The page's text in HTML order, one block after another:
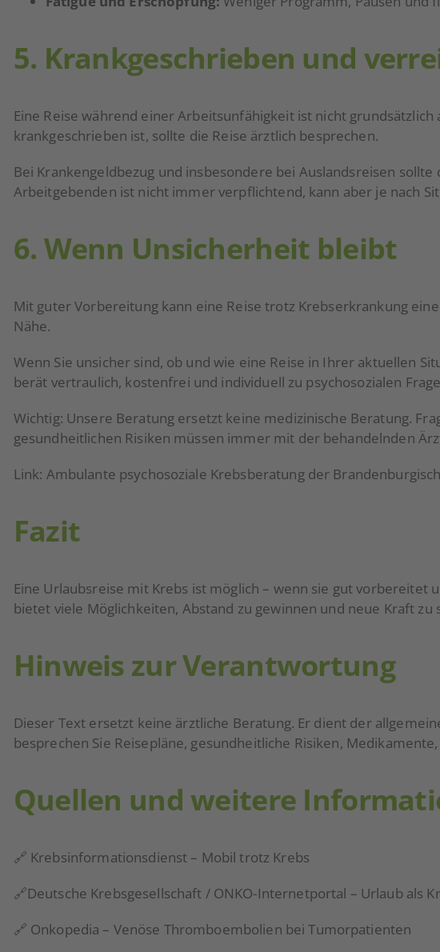
5. Krankgeschrieben und
Eine Reise während einer Arbeitsunfähigkeit ist nicht
krankgeschrieben ist, sollte die Reise ärztlich besprechen.
Bei Krankengeldbezug und insbesondere bei Auslandsreisen
Arbeitgebenden ist nicht immer verpflichtend, kann aber je nach
6. Wenn Unsicherheit bleibt
Mit guter Vorbereitung kann eine Reise trotz Krebserkrankung
Nähe.
Wenn Sie unsicher sind, ob und wie eine Reise in Ihrer aktuellen
berät vertraulich, kostenfrei und individuell zu psychosozialen
Wichtig: Unsere Beratung ersetzt keine medizinische Beratung.
gesundheitlichen Risiken müssen immer mit der behandelnden
Link: Ambulante psychosoziale Krebsberatung der
Fazit
Eine Urlaubsreise mit Krebs ist möglich – wenn sie gut vorbereitet
bietet viele Möglichkeiten, Abstand zu gewinnen und neue Kraft zu
Hinweis zur Verantwortung
Dieser Text ersetzt keine ärztliche Beratung. Er dient der
besprechen Sie Reisepläne, gesundheitliche Risiken,
Quellen und weitere
🔗 Krebsinformationsdienst – Mobil trotz Krebs
🔗Deutsche Krebsgesellschaft / ONKO-Internetportal – Urlaub als
🔗 Onkopedia – Venöse Thromboembolien bei Tumorpatienten